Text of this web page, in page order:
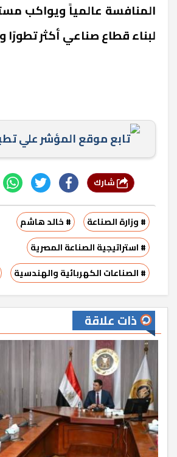
المنافسة عالمياً ويواكب
لبناء قطاع صناعي أكثر تطورًا
تابع موقع المؤشر علي
# وزارة الصناعة
# خالد هاشم
# استراتيجية الصناعة المصرية
# الصناعات الكهربائية والهندسية
ذات علاقة